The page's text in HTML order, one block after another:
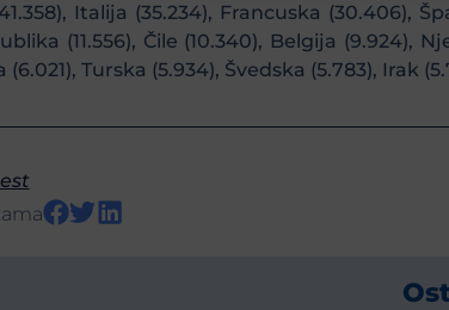
Italija (35.234), Francuska (30.406),
(11.556), Čile (10.340), Belgija (9.924),
Turska (5.934), Švedska (5.783), Irak